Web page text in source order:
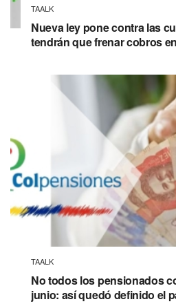
TAALK
Nueva ley pone contra las
tendrán que frenar cobros
TAALK
No todos los pensionados
junio: así quedó definido el